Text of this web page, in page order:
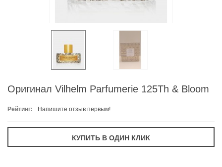
Оригинал Vilhelm Parfumerie 125Th & Bloom
Рейтинг: Напишите отзыв первым!